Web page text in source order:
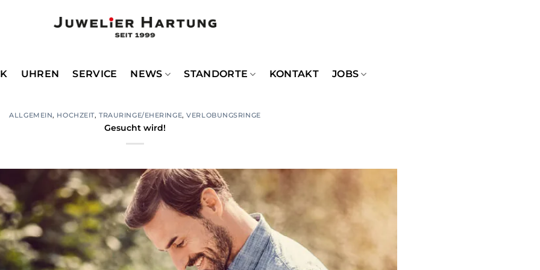
UHREN SERVICE NEWS STANDORTE KONTAKT JOBS
ALLGEMEIN, HOCHZEIT,TRAURINGE/EHERINGE,VERLOBUNGSRINGE
Gesucht wird!